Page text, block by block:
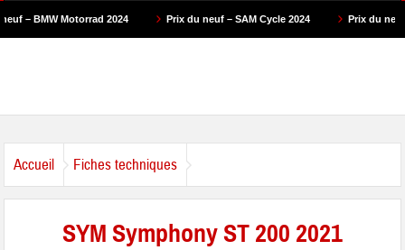
2024 Prix du neuf – SAM Cycle 2024 Prix du neuf – AS Motors
Accueil Fiches techniques
SYM Symphony ST 200 2021